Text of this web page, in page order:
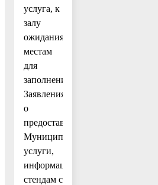
услуга, к
залу
ожидания,
местам
для
заполнения
Заявления
о
предоставлении
Муниципальной
услуги,
информационным
стендам с